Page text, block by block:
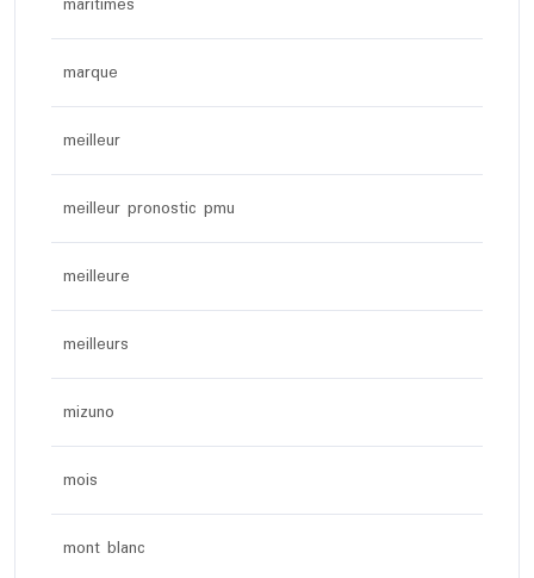
marque
meilleur
meilleur pronostic pmu
meilleure
meilleurs
mizuno
mois
mont blanc